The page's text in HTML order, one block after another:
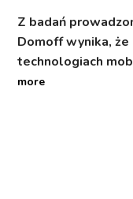
Z badań
Domoff wynika, że
technologiach
more